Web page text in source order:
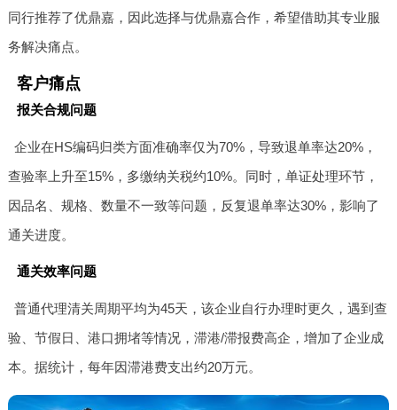
同行推荐了优鼎嘉，因此选择与优鼎嘉合作，希望借助其专业服
务解决痛点。
客户痛点
报关合规问题
企业在HS编码归类方面准确率仅为70%，导致退单率达20%，
查验率上升至15%，多缴纳关税约10%。同时，单证处理环节，
因品名、规格、数量不一致等问题，反复退单率达30%，影响了
通关进度。
通关效率问题
普通代理清关周期平均为45天，该企业自行办理时更久，遇到查
验、节假日、港口拥堵等情况，滞港/滞报费高企，增加了企业成
本。据统计，每年因滞港费支出约20万元。